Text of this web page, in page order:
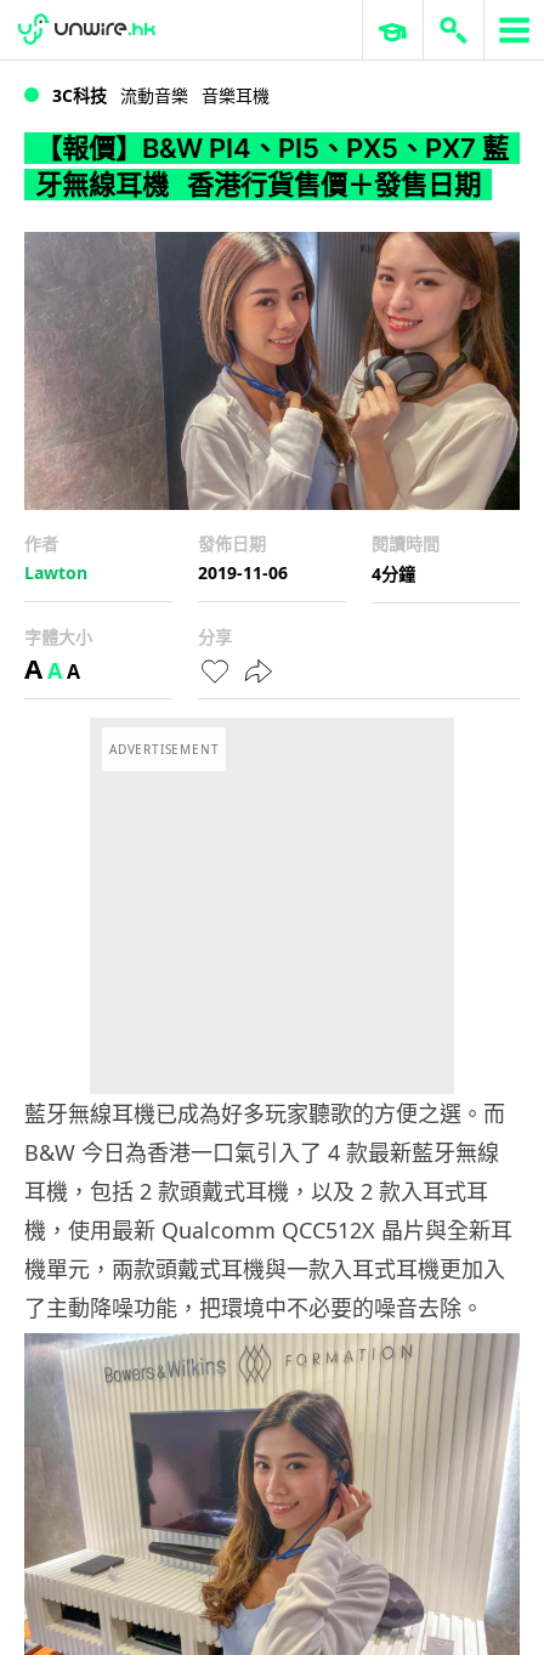
WWDC 2026 ERP 與商業 AI
3C科技 流動音樂 音樂耳機
【報價】B&W PI4、PI5、PX5、PX7 藍
牙無線耳機 香港行貨售價＋發售日期
作者
Lawton
發佈日期
2019-11-06
閱讀時間
4分鐘
字體大小
AAA
分享
ADVERTISEMENT
藍牙無線耳機已成為好多玩家聽歌的方便之選。而
B&W 今日為香港一口氣引入了 4 款最新藍牙無線
耳機，包括 2 款頭戴式耳機，以及 2 款入耳式耳
機，使用最新 Qualcomm QCC512X 晶片與全新耳
機單元，兩款頭戴式耳機與一款入耳式耳機更加入
了主動降噪功能，把環境中不必要的噪音去除。